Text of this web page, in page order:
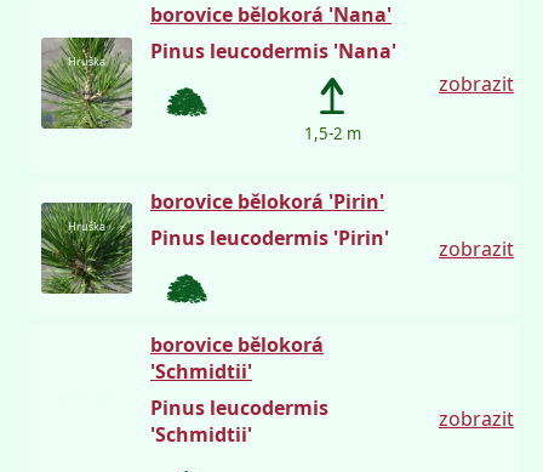
Hruška
borovice bělokorá 'Nana'
Pinus leucodermis 'Nana'
1,5-2 m
zobrazit
Hruška
borovice bělokorá 'Pirin'
Pinus leucodermis 'Pirin'
zobrazit
borovice bělokorá
'Schmidtii'
Pinus leucodermis
'Schmidtii'
zobrazit